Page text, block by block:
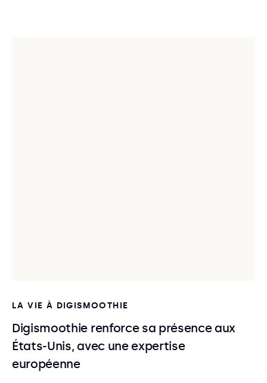
LA VIE À DIGISMOOTHIE
Digismoothie renforce sa présence aux
États-Unis, avec une expertise
européenne